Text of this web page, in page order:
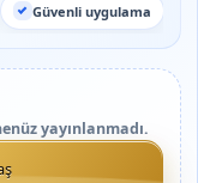
Güvenli uygulama
yayınlanmadı.